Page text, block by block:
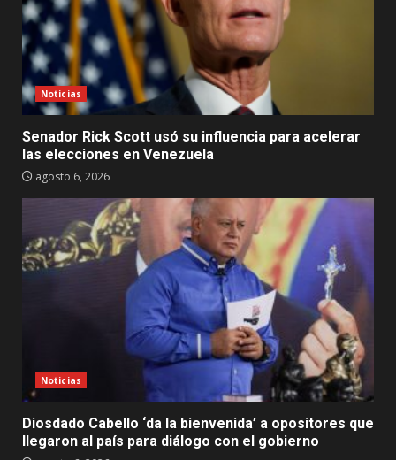
Noticias
Senador Rick Scott usó su influencia para acelerar
las elecciones en Venezuela
agosto 6, 2026
Noticias
Diosdado Cabello ‘da la bienvenida’ a opositores que
llegaron al país para diálogo con el gobierno